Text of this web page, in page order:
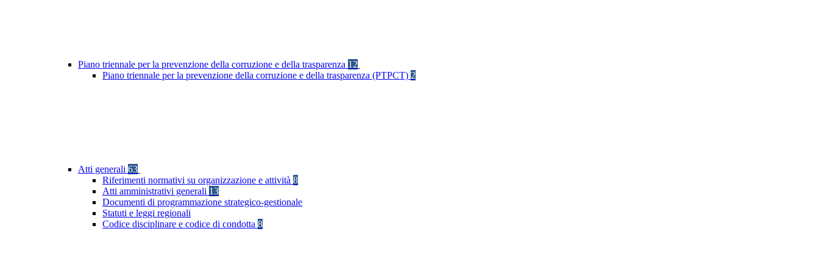
Piano triennale per la prevenzione della corruzione e della trasparenza 12
Piano triennale per la prevenzione della corruzione e della trasparenza (PTPCT) 2
Atti generali 63
Riferimenti normativi su organizzazione e attività 8
Atti amministrativi generali 13
Documenti di programmazione strategico-gestionale
Statuti e leggi regionali
Codice disciplinare e codice di condotta 8